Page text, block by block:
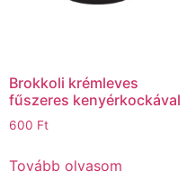
Brokkoli krémleves
fűszeres kenyérkockával
600 Ft
Tovább olvasom